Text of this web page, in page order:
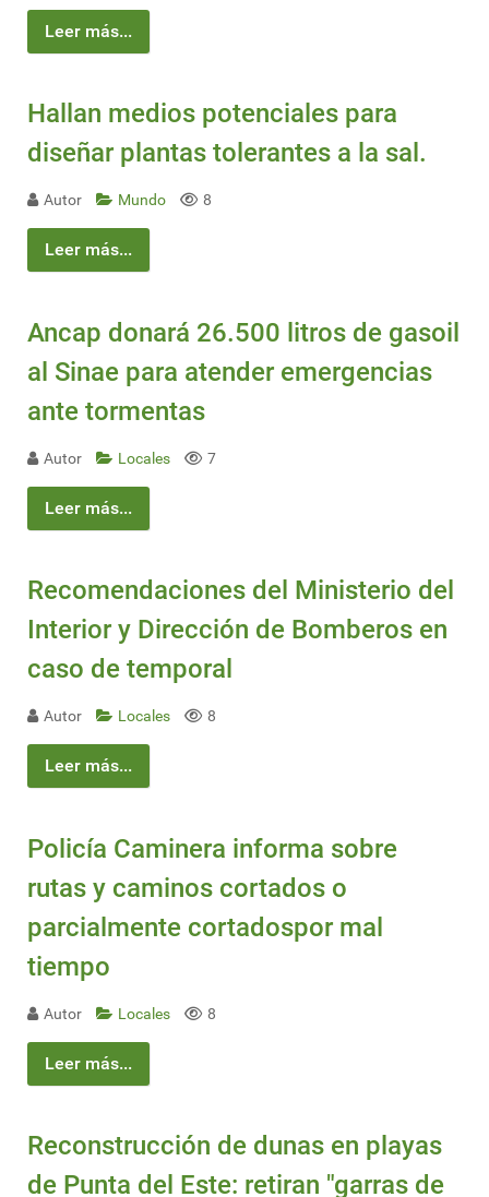
Leer más...
Hallan medios potenciales para
diseñar plantas tolerantes a la sal.
Autor Mundo 8
Leer más...
Ancap donará 26.500 litros de gasoil
al Sinae para atender emergencias
ante tormentas
Autor Locales 7
Leer más...
Recomendaciones del Ministerio del
Interior y Dirección de Bomberos en
caso de temporal
Autor Locales 8
Leer más...
Policía Caminera informa sobre
rutas y caminos cortados o
parcialmente cortadospor mal
tiempo
Autor Locales 8
Leer más...
Reconstrucción de dunas en playas
de Punta del Este: retiran "garras de